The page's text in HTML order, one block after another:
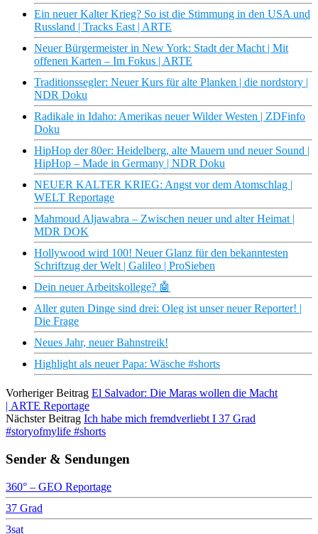
Ein neuer Kalter Krieg? So ist die Stimmung in den USA und
Russland | Tracks East | ARTE
Neuer Bürgermeister in New York: Stadt der Macht | Mit
offenen Karten – Im Fokus | ARTE
Traditionssegler: Neuer Kurs für alte Planken | die nordstory |
NDR Doku
Radikale in Idaho: Amerikas neuer Wilder Westen | ZDFinfo
Doku
HipHop der 80er: Heidelberg, alte Mauern und neuer Sound |
HipHop – Made in Germany | NDR Doku
NEUER KALTER KRIEG: Angst vor dem Atomschlag |
WELT Reportage
Mahmoud Aljawabra – Zwischen neuer und alter Heimat |
MDR DOK
Hollywood wird 100! Neuer Glanz für den bekanntesten
Schriftzug der Welt | Galileo | ProSieben
Dein neuer Arbeitskollege? 🤖
Aller guten Dinge sind drei: Oleg ist unser neuer Reporter! |
Die Frage
Neues Jahr, neuer Bahnstreik!
Highlight als neuer Papa: Wäsche #shorts
Vorheriger Beitrag El Salvador: Die Maras wollen die Macht
| ARTE Reportage
Nächster Beitrag Ich habe mich fremdverliebt I 37 Grad
#storyofmylife #shorts
Sender & Sendungen
360° – GEO Reportage
37 Grad
3sat